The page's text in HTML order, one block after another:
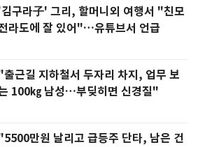
구라子' 그리, 할머니외 여행서 "친모
라도에 잘 있어"…유튜브서 언급
출근길 지하철서 두자리 차지, 업무 보
100㎏ 남성…부딪히면 신경질"
만원 날리고 급등주 단타, 남은 건